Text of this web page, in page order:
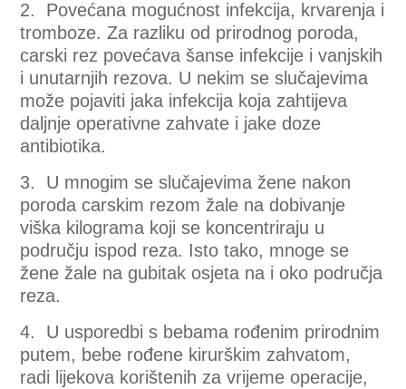
2. Povećana mogućnost infekcija, krvarenja i
tromboze. Za razliku od prirodnog poroda,
carski rez povećava šanse infekcije i vanjskih
i unutarnjih rezova. U nekim se slučajevima
može pojaviti jaka infekcija koja zahtijeva
daljnje operativne zahvate i jake doze
antibiotika.
3. U mnogim se slučajevima žene nakon
poroda carskim rezom žale na dobivanje
viška kilograma koji se koncentriraju u
području ispod reza. Isto tako, mnoge se
žene žale na gubitak osjeta na i oko područja
reza.
4. U usporedbi s bebama rođenim prirodnim
putem, bebe rođene kirurškim zahvatom,
radi lijekova korištenih za vrijeme operacije,